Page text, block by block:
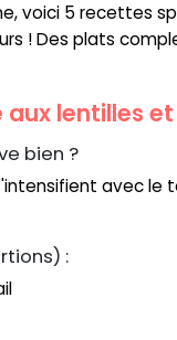
voici 5 recettes
! Des plats
aux lentilles
bien ?
avec le
: